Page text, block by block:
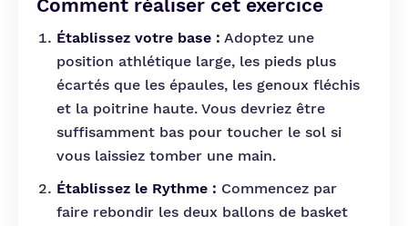
Comment réaliser cet exercice
Établissez votre base : Adoptez une
position athlétique large, les pieds plus
écartés que les épaules, les genoux fléchis
et la poitrine haute. Vous devriez être
suffisamment bas pour toucher le sol si
vous laissiez tomber une main.
Établissez le Rythme : Commencez par
faire rebondir les deux ballons de basket